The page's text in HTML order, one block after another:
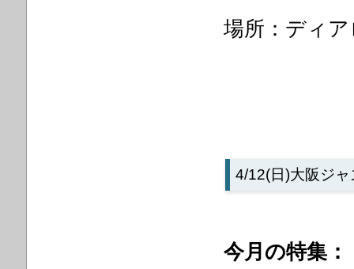
場所：ディ
4/12(日)大阪ジ
今月の特集：